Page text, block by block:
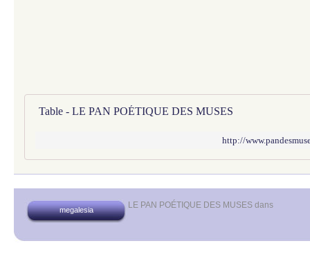
Table - LE PAN POÉTIQUE DES MUSES
http://
LE PAN POÉTIQUE DES MUSES dans
megalesia